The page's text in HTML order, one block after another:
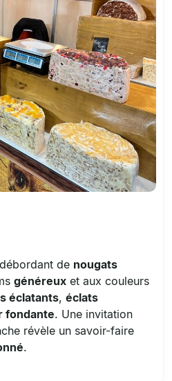
de nougats
généreux et aux couleurs
éclatants, éclats
fondante. Une invitation
révèle un savoir-faire
.